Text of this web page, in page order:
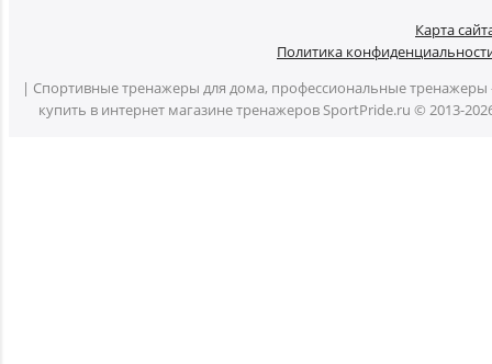
Карта
Политика
| Спортивные тренажеры для дома, профессиональные тренажеры
купить в интернет магазине тренажеров SportPride.ru © 2013-